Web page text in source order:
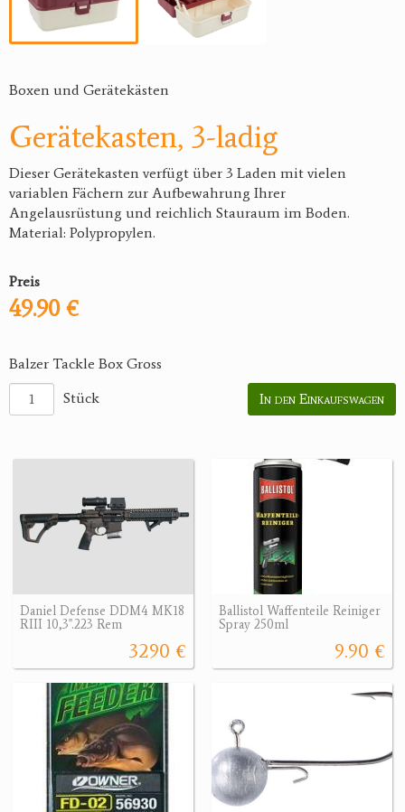
Boxen und Gerätekästen
Gerätekasten, 3-ladig
Dieser Gerätekasten verfügt über 3 Laden mit vielen
variablen Fächern zur Aufbewahrung Ihrer
Angelausrüstung und reichlich Stauraum im Boden.
Material: Polypropylen.
Preis
49.90 €
Balzer Tackle Box Gross
Stück
In den Einkaufswagen
Daniel Defense DDM4 MK18
RIII 10,3".223 Rem
3290 €
Ballistol Waffenteile Reiniger
Spray 250ml
9.90 €